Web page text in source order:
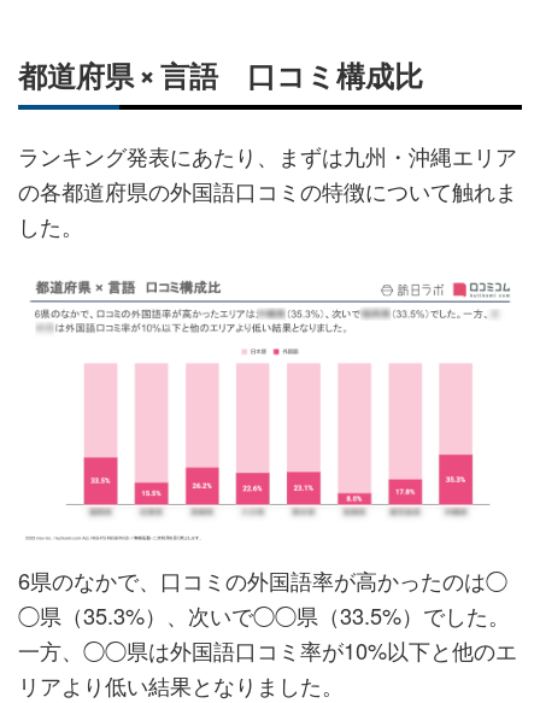
都道府県 × 言語 口コミ構成比
ランキング発表にあたり、まずは九州・沖縄エリア
の各都道府県の外国語口コミの特徴について触れま
した。
6県のなかで、口コミの外国語率が高かったのは◯
◯県（35.3%）、次いで◯◯県（33.5%）でした。
一方、◯◯県は外国語口コミ率が10%以下と他のエ
リアより低い結果となりました。